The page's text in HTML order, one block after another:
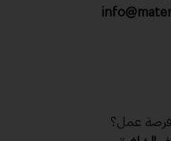
عمل؟